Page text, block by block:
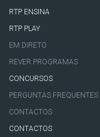
RTP ENSINA
RTP PLAY
EM DIRETO
REVER PROGRAMAS
CONCURSOS
PERGUNTAS FREQUENTES
CONTACTOS
CONTACTOS